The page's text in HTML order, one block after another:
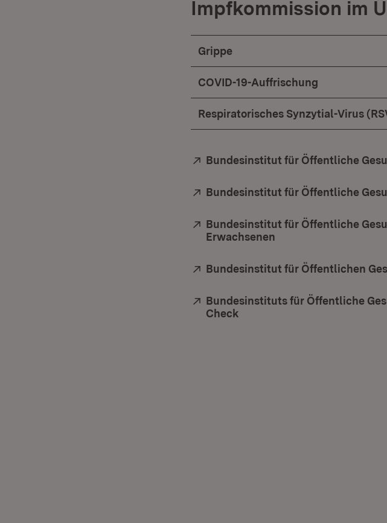
Impfkommission im
Grippe
COVID-19-Auffrischung
Respiratorisches Synzytial-Virus
Extern:
Bundesinstitut für Öffentliche
Extern:
Bundesinstitut für Öffentliche
Extern:
Bundesinstitut für Öffentliche
Erwachsenen
Extern:
Bundesinstitut für Öffentlichen
Extern:
Bundesinstituts für Öffentliche
Check